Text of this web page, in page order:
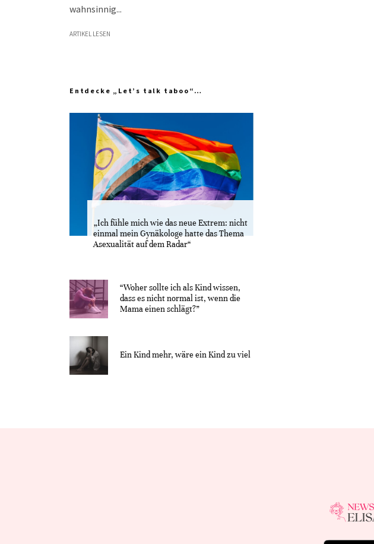
wahnsinnig...
ARTIKEL LESEN
Entdecke „Let’s talk taboo“…
„Ich fühle mich wie das neue Extrem: nicht
einmal mein Gynäkologe hatte das Thema
Asexualität auf dem Radar“
“Woher sollte ich als Kind wissen,
dass es nicht normal ist, wenn die
Mama einen schlägt?”
Ein Kind mehr, wäre ein Kind zu viel